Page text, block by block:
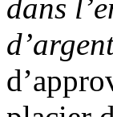
dans